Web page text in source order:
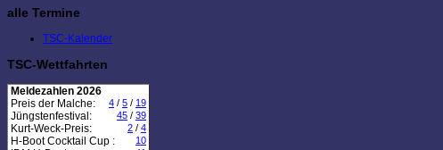
alle Termine
TSC-Kalender
TSC-Wettfahrten
Meldezahlen 2026
Preis der Malche:
4 / 5 / 19
Jüngstenfestival: 45 / 39
Kurt-Weck-Preis: 2 / 4
H-Boot Cocktail Cup : 10